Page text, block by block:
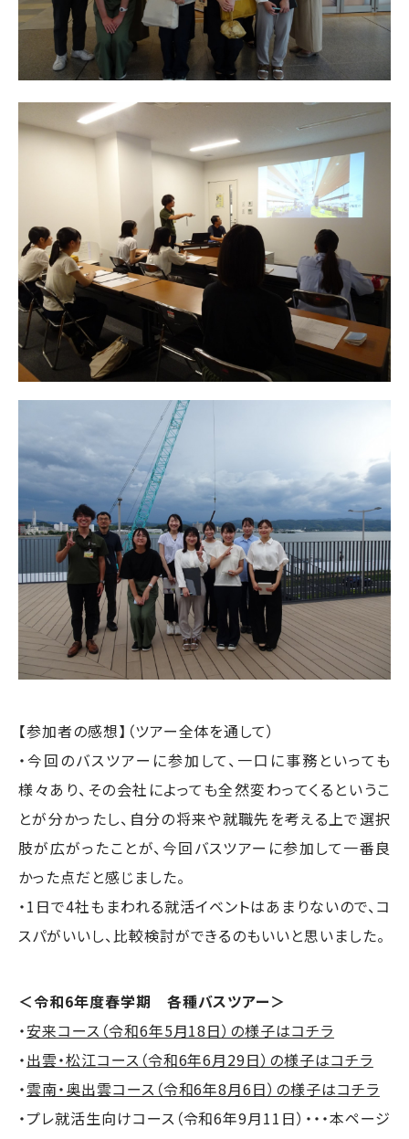
【参加者の感想】（ツアー全体を通して）
・今回のバスツアーに参加して、一口に事務といっても
様々あり、その会社によっても全然変わってくるというこ
とが分かったし、自分の将来や就職先を考える上で選択
肢が広がったことが、今回バスツアーに参加して一番良
かった点だと感じました。
・1日で4社もまわれる就活イベントはあまりないので、コ
スパがいいし、比較検討ができるのもいいと思いました。
＜令和6年度春学期 各種バスツアー＞
・安来コース（令和6年5月18日）の様子はコチラ
・出雲・松江コース（令和6年6月29日）の様子はコチラ
・雲南・奥出雲コース（令和6年8月6日）の様子はコチラ
・プレ就活生向けコース（令和6年9月11日）・・・本ページ